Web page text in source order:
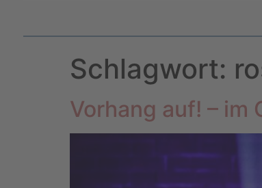
Schlagwort:
Vorhang auf! – im